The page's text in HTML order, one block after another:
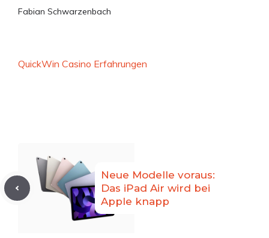
Fabian Schwarzenbach
QuickWin Casino Erfahrungen
Neue Modelle voraus:
Das iPad Air wird bei
Apple knapp